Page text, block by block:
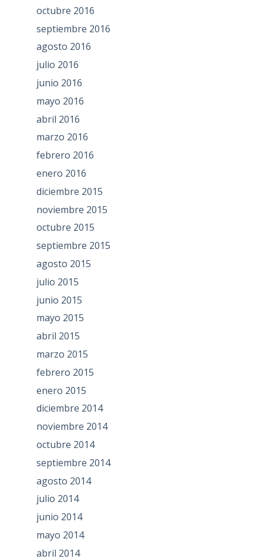
octubre 2016
septiembre 2016
agosto 2016
julio 2016
junio 2016
mayo 2016
abril 2016
marzo 2016
febrero 2016
enero 2016
diciembre 2015
noviembre 2015
octubre 2015
septiembre 2015
agosto 2015
julio 2015
junio 2015
mayo 2015
abril 2015
marzo 2015
febrero 2015
enero 2015
diciembre 2014
noviembre 2014
octubre 2014
septiembre 2014
agosto 2014
julio 2014
junio 2014
mayo 2014
abril 2014